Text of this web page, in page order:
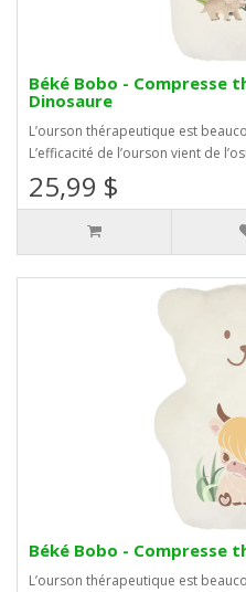
Béké Bobo - Compresse
Dinosaure
L’ourson thérapeutique est
L’efficacité de l’ourson vient de
25,99 $
Béké Bobo - Compresse
L’ourson thérapeutique est